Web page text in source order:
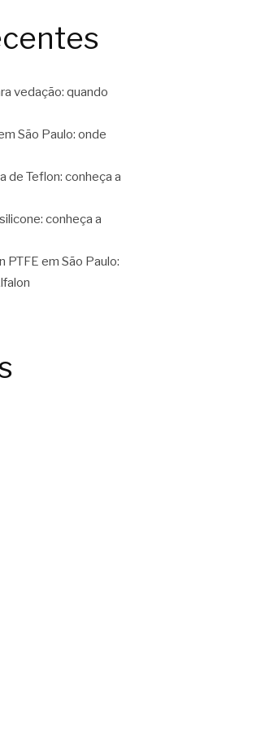
vedação: quando
São Paulo: onde
de Teflon: conheça a
conheça a
PTFE em São Paulo: